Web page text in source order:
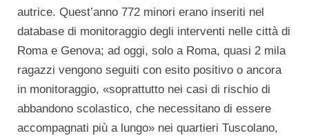
autrice. Quest’anno 772 minori erano inseriti nel
database di monitoraggio degli interventi nelle città di
Roma e Genova; ad oggi, solo a Roma, quasi 2 mila
ragazzi vengono seguiti con esito positivo o ancora
in monitoraggio, «soprattutto nei casi di rischio di
abbandono scolastico, che necessitano di essere
accompagnati più a lungo» nei quartieri Tuscolano,